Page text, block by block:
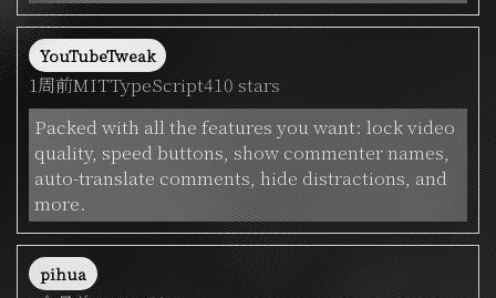
YouTubeTweak
1周前MITTypeScript410 stars
Packed with all the features you want: lock video
quality, speed buttons, show commenter names,
auto-translate comments, hide distractions, and
more.
pihua